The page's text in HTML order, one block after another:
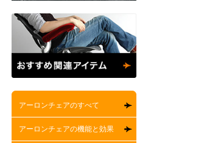
アーロンチェアのすべて
アーロンチェアの機能と効果